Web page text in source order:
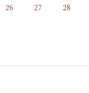
26 27 28